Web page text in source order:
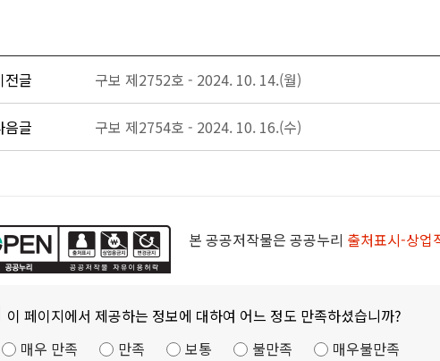
전글 구보 제2752호 - 2024. 10. 14.(월)
음글 구보 제2754호 - 2024. 10. 16.(수)
본 공공저작물은 공공누리 출처표시-상업
이 페이지에서 제공하는 정보에 대하여 어느 정도 만족하셨습니까?
매우 만족
만족 보통 불만족 매우불만족